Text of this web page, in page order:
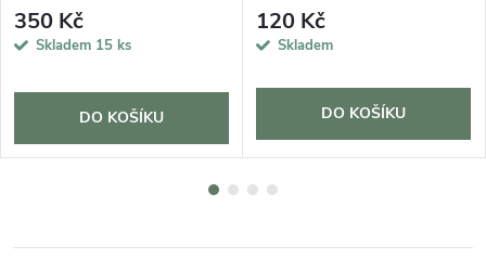
350 Kč
Skladem 15 ks
DO KOŠÍKU
120 Kč
Skladem
DO KOŠÍKU